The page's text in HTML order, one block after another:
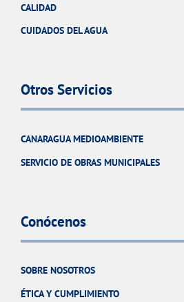
CALIDAD
CUIDADOS DEL AGUA
Otros Servicios
CANARAGUA MEDIOAMBIENTE
SERVICIO DE OBRAS MUNICIPALES
Conócenos
SOBRE NOSOTROS
ÉTICA Y CUMPLIMIENTO